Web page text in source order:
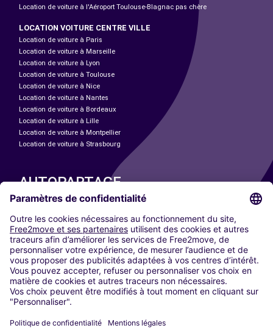
Location de voiture à l'Aéroport Toulouse-Blagnac pas chère
LOCATION VOITURE CENTRE VILLE
Location de voiture à Paris
Location de voiture à Marseille
Location de voiture à Lyon
Location de voiture à Toulouse
Location de voiture à Nice
Location de voiture à Nantes
Location de voiture à Bordeaux
Location de voiture à Lille
Location de voiture à Montpellier
Location de voiture à Strasbourg
AUTOPARTAGE
Paris
Madrid
Washington DC
Milan
Rome
Turin
Vienne
Berlin
Düsseldorf